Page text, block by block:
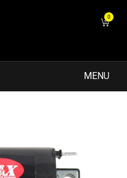
0
MENU